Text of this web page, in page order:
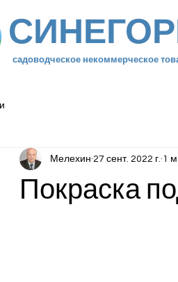
садоводческое некоммерческое
Покраска
Мелехин 27 сент. 2022 г. 1